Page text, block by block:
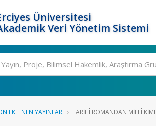
Üniversitesi
Veri Yönetim Sistemi
EKLENEN YAYINLAR TARİHÎ ROMANDAN MİLLÎ